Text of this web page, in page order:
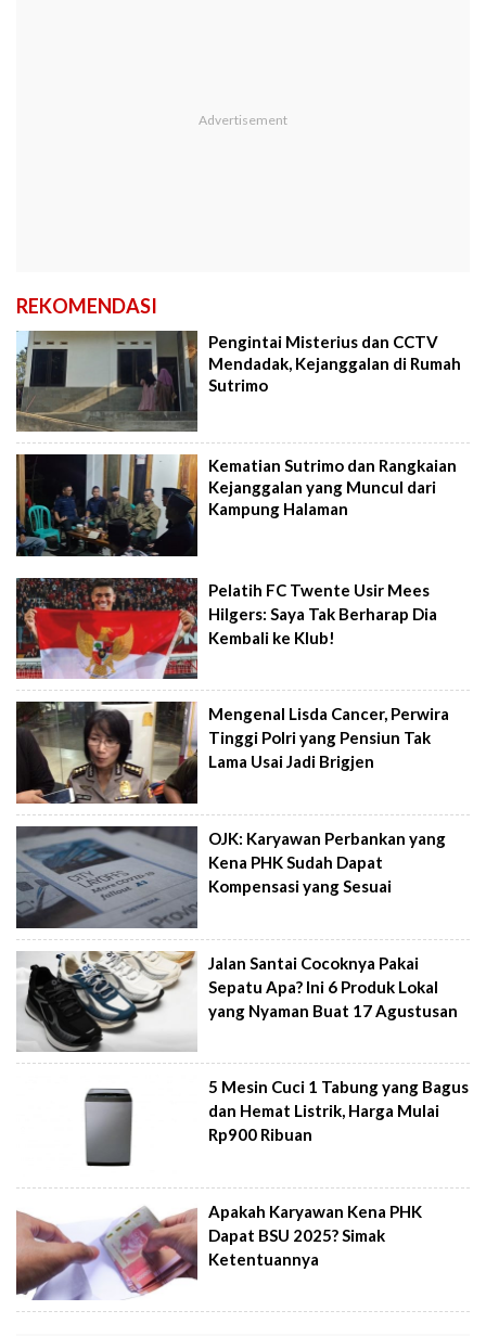
REKOMENDASI
Pengintai Misterius dan CCTV
Mendadak, Kejanggalan di Rumah
Sutrimo
Kematian Sutrimo dan Rangkaian
Kejanggalan yang Muncul dari
Kampung Halaman
Pelatih FC Twente Usir Mees
Hilgers: Saya Tak Berharap Dia
Kembali ke Klub!
Mengenal Lisda Cancer, Perwira
Tinggi Polri yang Pensiun Tak
Lama Usai Jadi Brigjen
OJK: Karyawan Perbankan yang
Kena PHK Sudah Dapat
Kompensasi yang Sesuai
Jalan Santai Cocoknya Pakai
Sepatu Apa? Ini 6 Produk Lokal
yang Nyaman Buat 17 Agustusan
5 Mesin Cuci 1 Tabung yang Bagus
dan Hemat Listrik, Harga Mulai
Rp900 Ribuan
Apakah Karyawan Kena PHK
Dapat BSU 2025? Simak
Ketentuannya